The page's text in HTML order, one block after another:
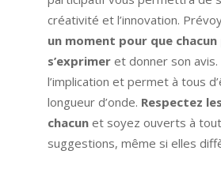
créativité et l’innovation.
un moment pour que chacun
s’exprimeret donner son avis.
l’implication et permet à tous
longueur d’onde. Respectez
chacunet soyez ouverts à
suggestions, même si elles